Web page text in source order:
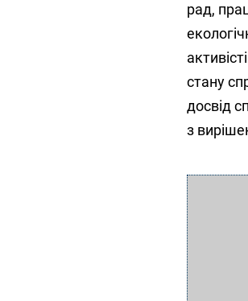
рад,
стану
досвід
з